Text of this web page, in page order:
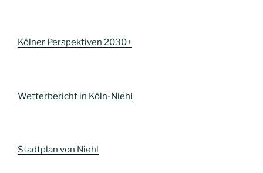
Kölner Perspektiven 2030+
Wetterbericht in Köln-Niehl
Stadtplan von Niehl